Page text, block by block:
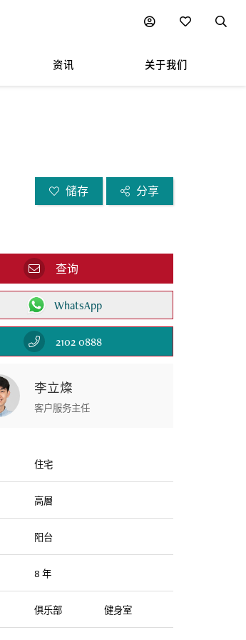
资讯 关于我们
储存 分享
查询
WhatsApp
2102 0888
李立燦
客户服务主任
住宅
高層
阳台
8 年
俱乐部 健身室